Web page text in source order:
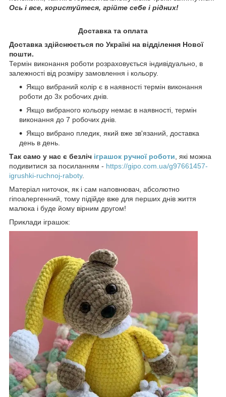
Ось і все, користуйтеся, грійте себе і рідних!
Доставка та оплата
Доставка здійснюється по Україні на відділення Нової
пошти.
Термін виконання роботи розраховується індивідуально, в
залежності від розміру замовлення і кольору.
Якщо вибраний колір є в наявності термін виконання
роботи до 3х робочих днів.
Якщо вибраного кольору немає в наявності, термін
виконання до 7 робочих днів.
Якщо вибрано пледик, який вже зв'язаний, доставка
день в день.
Так само у нас є безліч іграшок ручної роботи , які можна
подивитися за посиланням - https://gipo.com.ua/g97661457-
igrushki-ruchnoj-raboty.
Матеріал ниточок, як і сам наповнювач, абсолютно
гіпоалергенний, тому підійде вже для перших днів життя
малюка і буде йому вірним другом!
Приклади іграшок: